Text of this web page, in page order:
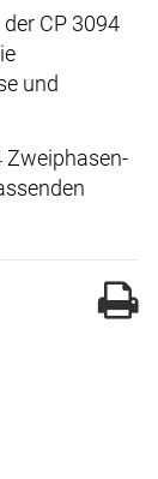
CP 3094
und
Zweiphasen-